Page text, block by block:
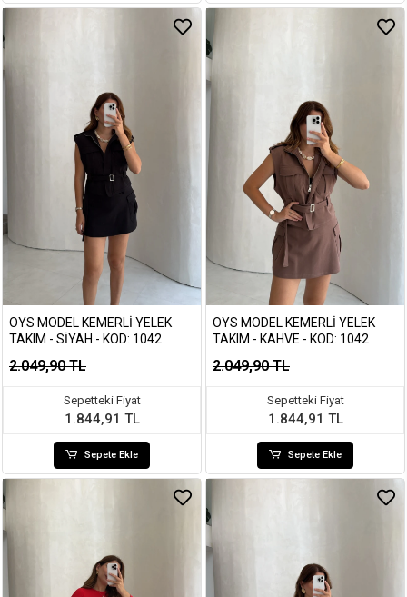
OYS MODEL KEMERLI YELEK
TAKIM - SIYAH - KOD: 1042
2.049,90 TL
Sepetteki Fiyat
1.844,91 TL
Sepete Ekle
OYS MODEL KEMERLI YELEK
TAKIM - KAHVE - KOD: 1042
2.049,90 TL
Sepetteki Fiyat
1.844,91 TL
Sepete Ekle